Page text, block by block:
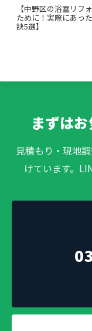
【中野区の浴室リフ
ために！実際にあっ
訣5選】
まずは
見積もり・現地
けています。